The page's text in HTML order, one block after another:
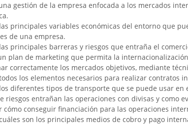
gestión de la empresa enfocada a los mercados
principales variables económicas del entorno que
de una empresa.
principales barreras y riesgos que entraña el
plan de marketing que permita la
correctamente los mercados objetivos, mediante
los elementos necesarios para realizar contratos
diferentes tipos de transporte que se puede usar en
riesgos entrañan las operaciones con divisas y como
cómo conseguir financiación para las operaciones
son los principales medios de cobro y pago